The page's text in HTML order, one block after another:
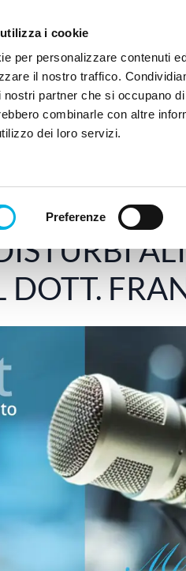
i cookie
per personalizzare contenuti
il nostro traffico.
partner che si occupano
combinarle con altre
dei loro servizi.
Preferenze
COSA
E DELL'ALIMENTAZIONE,
DOTT.